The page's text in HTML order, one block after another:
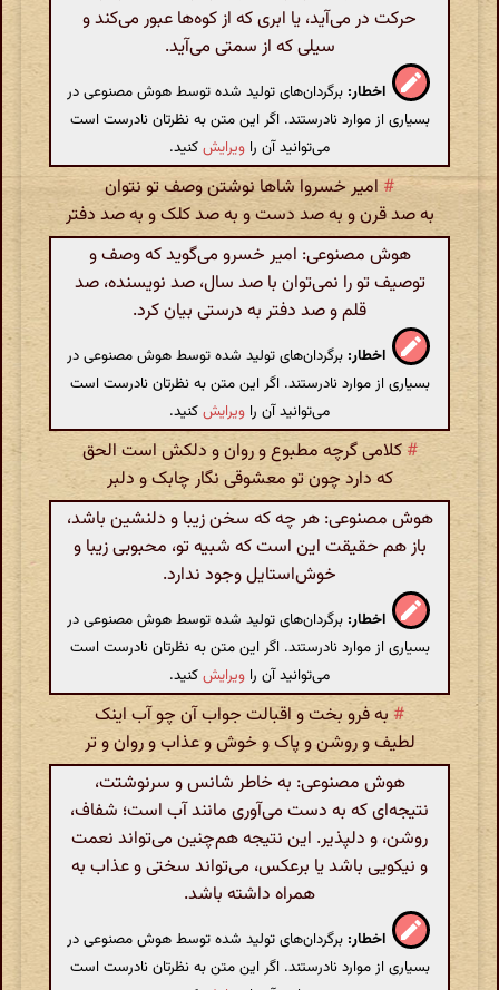
حرکت در می‌آید، یا ابری که از کوه‌ها عبور می‌کند و
سیلی که از سمتی می‌آید.
اخطار: برگردان‌های تولید شده توسط هوش مصنوعی در
بسیاری از موارد نادرستند. اگر این متن به نظرتان نادرست است
می‌توانید آن را ویرایشکنید.
#امیر خسروا شاها نوشتن وصف تو نتوان
به صد قرن و به صد دست و به صد کلک و به صد دفتر
هوش مصنوعی: امیر خسرو می‌گوید که وصف و
توصیف تو را نمی‌توان با صد سال، صد نویسنده، صد
قلم و صد دفتر به درستی بیان کرد.
اخطار: برگردان‌های تولید شده توسط هوش مصنوعی در
بسیاری از موارد نادرستند. اگر این متن به نظرتان نادرست است
می‌توانید آن را ویرایشکنید.
# کلامی گرچه مطبوع و روان و دلکش است الحق
که دارد چون تو معشوقی نگار چابک و دلبر
هوش مصنوعی: هر چه که سخن زیبا و دلنشین باشد،
باز هم حقیقت این است که شبیه تو، محبوبی زیبا و
خوش‌استایل وجود ندارد.
اخطار: برگردان‌های تولید شده توسط هوش مصنوعی در
بسیاری از موارد نادرستند. اگر این متن به نظرتان نادرست است
می‌توانید آن را ویرایشکنید.
# به فرو بخت و اقبالت جواب آن چو آب اینک
لطیف و روشن و پاک و خوش و عذاب و روان و تر
هوش مصنوعی: به خاطر شانس و سرنوشتت،
نتیجه‌ای که به دست می‌آوری مانند آب است؛ شفاف،
روشن، و دلپذیر. این نتیجه هم‌چنین می‌تواند نعمت
و نیکویی باشد یا برعکس، می‌تواند سختی و عذاب به
همراه داشته باشد.
اخطار: برگردان‌های تولید شده توسط هوش مصنوعی در
بسیاری از موارد نادرستند. اگر این متن به نظرتان نادرست است